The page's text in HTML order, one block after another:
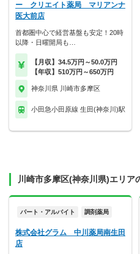
ー クリエイト薬局 マリアンナ
医大前店
首都圏中心で経営基盤も安定！20時
以降・日曜開局も…
【月収】34.5万円～50.0万円
【年収】510万円～650万円
神奈川県 川崎市多摩区
小田急小田原線 生田(神奈川)駅
川崎市多摩区(神奈川県)エリア
パート・アルバイト 調剤薬局
株式会社グラム 中川薬局南生田
店